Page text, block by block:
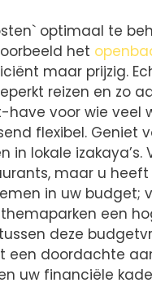
optimaal te
het
maar prijzig.
reizen en zo
have voor wie
flexibel. Geniet
lokale izakaya’s.
maar u
in uw budget;
een
deze
een doordachte
uw financiële